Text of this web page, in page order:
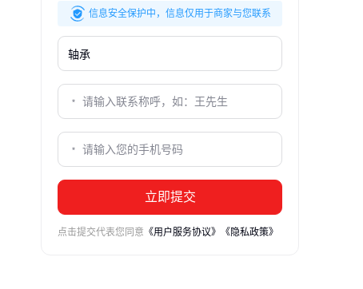
信息安全保护中，信息仅用于商家与您联系
立即提交
点击提交代表您同意 《用户服务协议》 《隐私政策》